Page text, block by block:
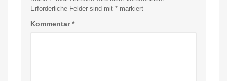
Erforderliche Felder sind mit * markiert
Kommentar*